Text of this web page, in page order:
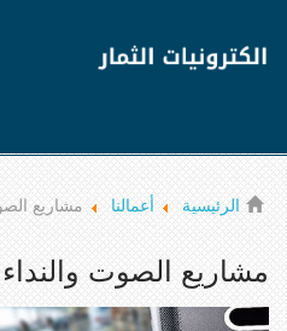
الرئيسية أعمالنا مشاريع
مشاريع الصوت والنداء